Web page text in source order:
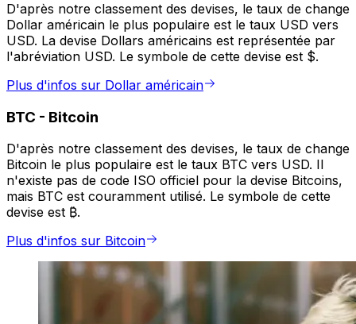
D'après notre classement des devises, le taux de change
Dollar américain le plus populaire est le taux USD vers
USD. La devise Dollars américains est représentée par
l'abréviation USD. Le symbole de cette devise est $.
Plus d'infos sur Dollar américain
BTC - Bitcoin
D'après notre classement des devises, le taux de change
Bitcoin le plus populaire est le taux BTC vers USD. Il
n'existe pas de code ISO officiel pour la devise Bitcoins,
mais BTC est couramment utilisé. Le symbole de cette
devise est ₿.
Plus d'infos sur Bitcoin